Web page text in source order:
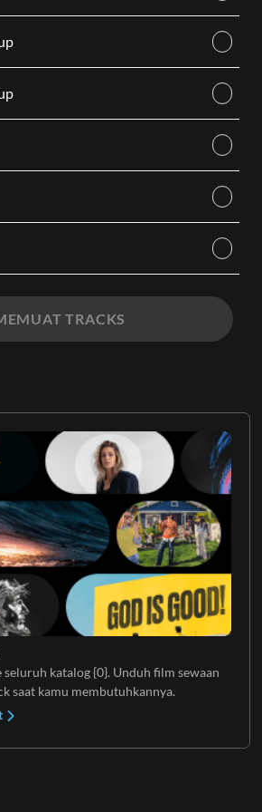
seluruh katalog {0}. Unduh film sewaan
saat kamu membutuhkannya.
TRACKS